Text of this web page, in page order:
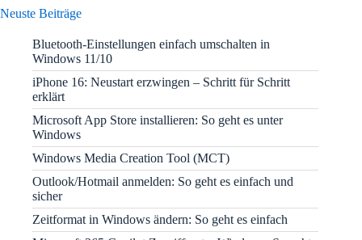
Neuste Beiträge
Bluetooth-Einstellungen einfach umschalten in
Windows 11/10
iPhone 16: Neustart erzwingen – Schritt für Schritt
erklärt
Microsoft App Store installieren: So geht es unter
Windows
Windows Media Creation Tool (MCT)
Outlook/Hotmail anmelden: So geht es einfach und
sicher
Zeitformat in Windows ändern: So geht es einfach